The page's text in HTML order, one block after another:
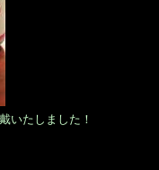
いたしました！